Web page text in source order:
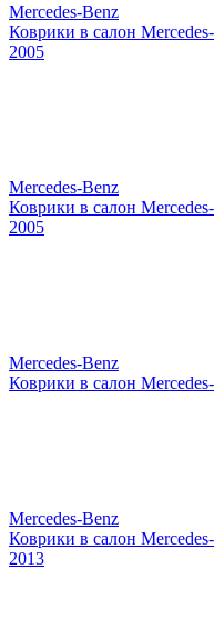
Mercedes-Benz
Коврики в салон
2005
Mercedes-Benz
Коврики в салон
2005
Mercedes-Benz
Коврики в салон
Mercedes-Benz
Коврики в салон
2013